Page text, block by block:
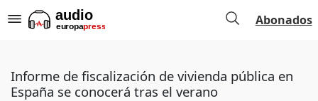
Abonados
Informe de fiscalización de vivienda pública en
España se conocerá tras el verano